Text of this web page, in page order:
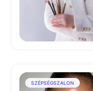
SZÉPSÉGSZALON